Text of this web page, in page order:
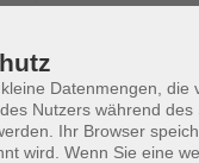
Datenmengen,
Nutzers während
Ihr Browser
wird. Wenn Sie eine